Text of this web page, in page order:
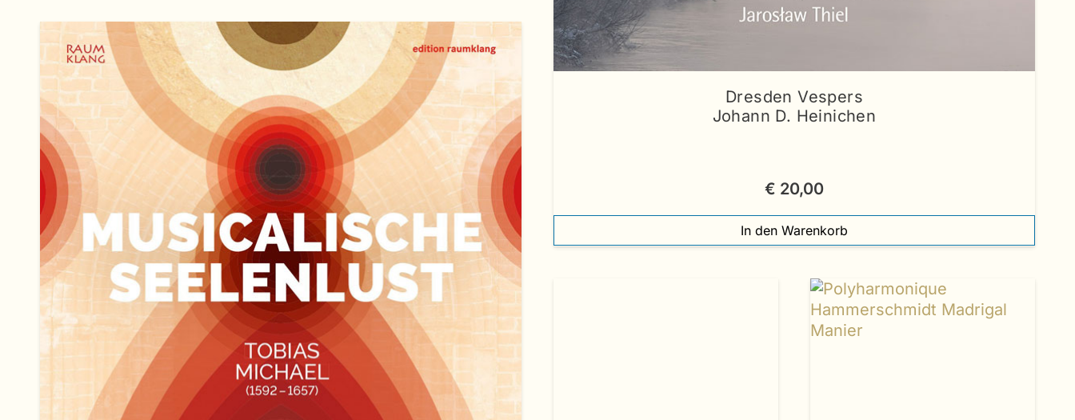
Dresden Vespers
Johann D. Heinichen
€ 20,00
In den Warenkorb